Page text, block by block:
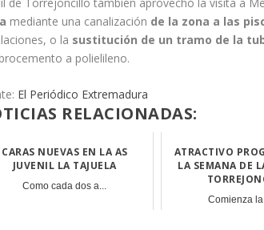
mediante una canalización de la zona a las
o la sustitución de un tramo de la
a polielileno.
El Periódico Extremadura
RELACIONADAS:
CARAS NUEVAS EN LA AS
JUVENIL LA TAJUELA
Como cada dos a...
ATRACTIVO
LA SEMANA DE
Comienza